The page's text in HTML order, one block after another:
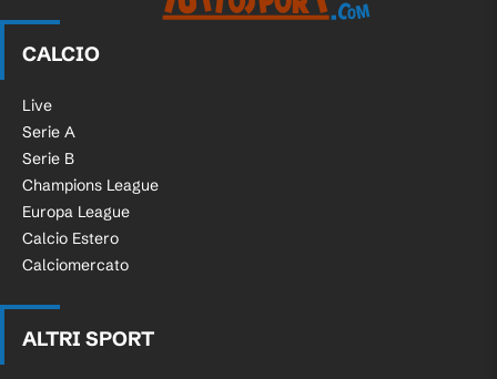
CALCIO
Live
Serie A
Serie B
Champions League
Europa League
Calcio Estero
Calciomercato
ALTRI SPORT